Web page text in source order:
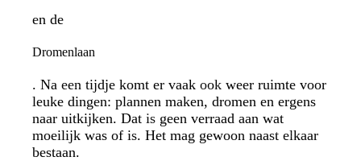
en de
Dromenlaan
. Na een tijdje komt er vaak ook weer ruimte voor
leuke dingen: plannen maken, dromen en ergens
naar uitkijken. Dat is geen verraad aan wat
moeilijk was of is. Het mag gewoon naast elkaar
bestaan.